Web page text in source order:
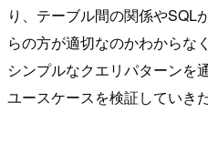
り、テーブル間の関係やSQL
らの方が適切なのかわからな
シンプルなクエリパターンを
ユースケースを検証していき